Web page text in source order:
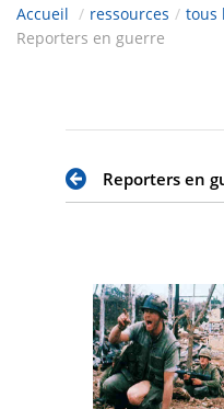
Accueil / ressources / tous
Reporters en guerre
Reporters en